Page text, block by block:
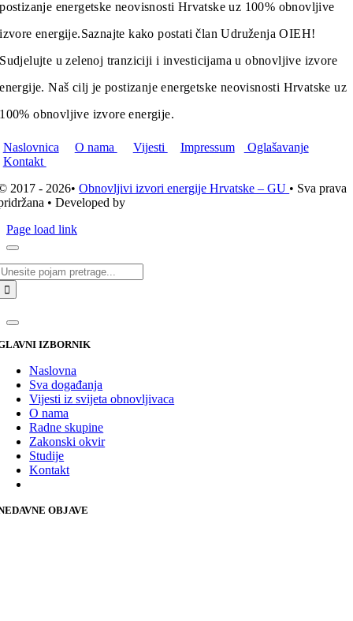
postizanje energetske neovisnosti Hrvatske uz 100% obnovljive
izvore energije.Saznajte kako postati član Udruženja OIEH!
Sudjelujte u zelenoj tranziciji i investicijama u obnovljive izvore
energije. Naš cilj je postizanje energetske neovisnosti Hrvatske uz
100% obnovljive izvore energije.
Naslovnica O nama Vijesti Impressum
Oglašavanje
Kontakt
2017 - 2026•Obnovljivi izvori energije Hrvatske – GU • Sva prava
• Developed by
Page load link
IZBORNIK
Naslovna
Sva događanja
Vijesti iz svijeta obnovljivaca
O nama
Radne skupine
Zakonski okvir
Studije
Kontakt
OBJAVE